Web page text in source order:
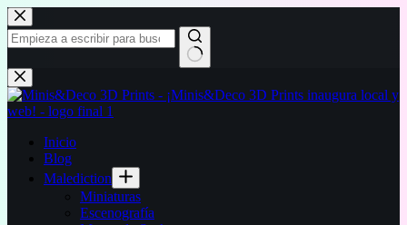
Saltar
al
contenido
Sin
resultados
Inicio
Blog
Malediction
Miniaturas
Escenografía